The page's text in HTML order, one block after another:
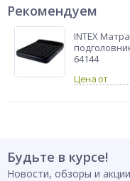
Рекомендуем
INTEX
64144
Будьте в курсе!
Новости, обзоры и акции